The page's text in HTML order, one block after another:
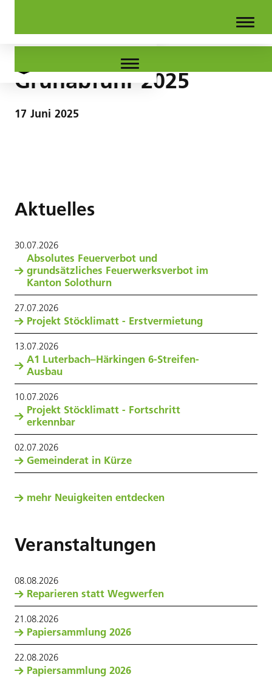
Grünabfuhr 2025
17 Juni 2025
Aktuelles
30.07.2026
Absolutes Feuerverbot und
grundsätzliches Feuerwerksverbot im
Kanton Solothurn
27.07.2026
Projekt Stöcklimatt - Erstvermietung
13.07.2026
A1 Luterbach–Härkingen 6-Streifen-
Ausbau
10.07.2026
Projekt Stöcklimatt - Fortschritt
erkennbar
02.07.2026
Gemeinderat in Kürze
mehr Neuigkeiten entdecken
Veranstaltungen
08.08.2026
Reparieren statt Wegwerfen
21.08.2026
Papiersammlung 2026
22.08.2026
Papiersammlung 2026